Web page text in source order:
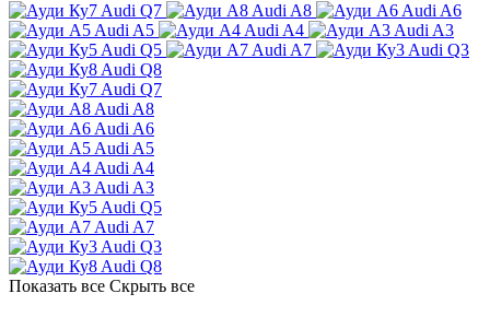
Audi Q7 Audi A8
Audi A6
Audi A5
Audi A4
Audi A3
Audi Q5
Audi A7
Audi Q3
Audi Q8
Audi Q7
Audi A8
Audi A6
Audi A5
Audi A4
Audi A3
Audi Q5
Audi A7
Audi Q3
Audi Q8
Показать все Скрыть все